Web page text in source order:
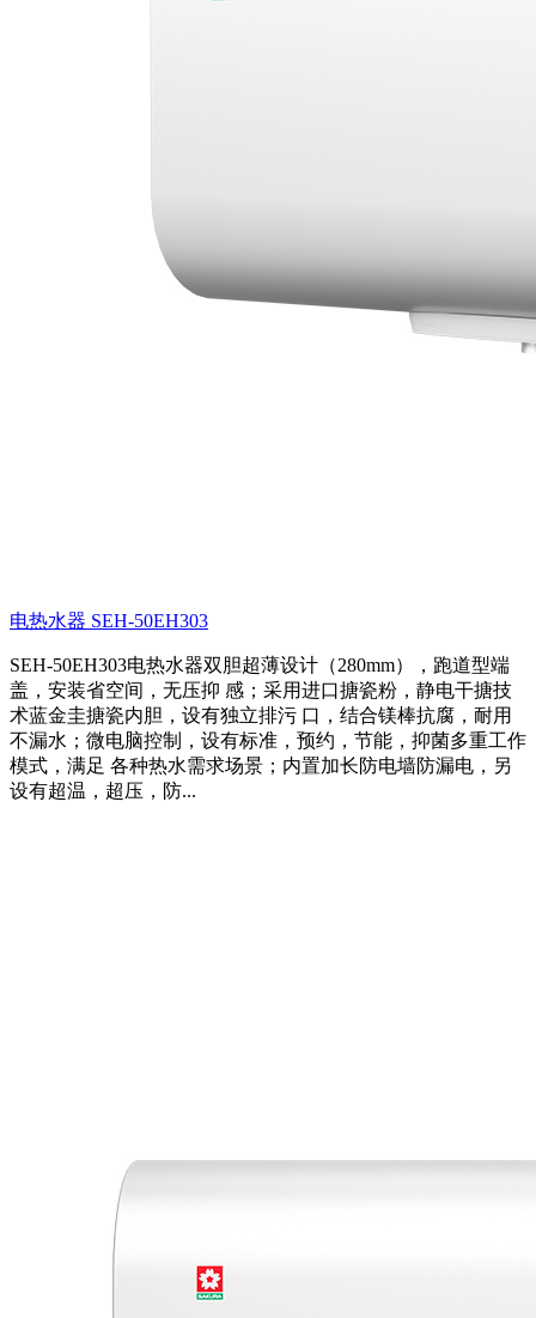
电热水器 SEH-50EH303
SEH-50EH303电热水器双胆超薄设计（280mm），跑道型端
盖，安装省空间，无压抑 感；采用进口搪瓷粉，静电干搪技
术蓝金圭搪瓷内胆，设有独立排污 口，结合镁棒抗腐，耐用
不漏水；微电脑控制，设有标准，预约，节能，抑菌多重工作
模式，满足 各种热水需求场景；内置加长防电墙防漏电，另
设有超温，超压，防...